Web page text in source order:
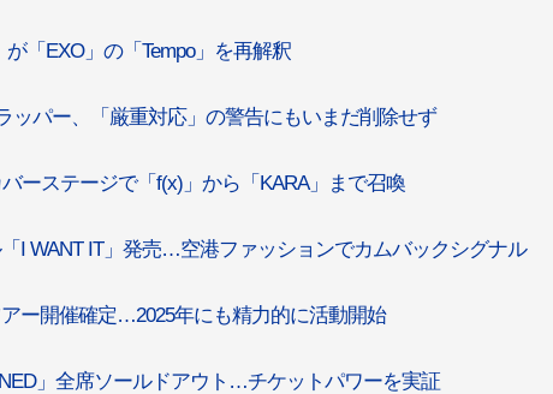
「EXO」の「Tempo」を再解釈
ッパー、「厳重対応」の警告にもいまだ削除せず
バーステージで「f(x)」から「KARA」まで召喚
「I WANT IT」発売…空港ファッションでカムバックシグナル
ー開催確定…2025年にも精力的に活動開始
」全席ソールドアウト…チケットパワーを実証